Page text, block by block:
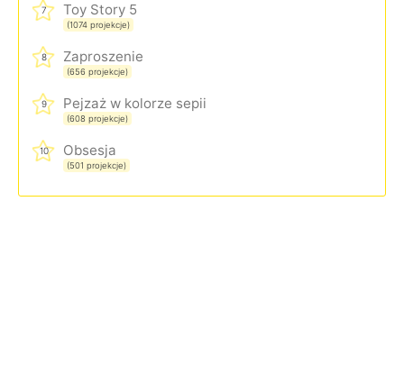
7 Toy Story 5
(1074 projekcje)
8 Zaproszenie
(656 projekcje)
9 Pejzaż w kolorze sepii
(608 projekcje)
10 Obsesja
(501 projekcje)